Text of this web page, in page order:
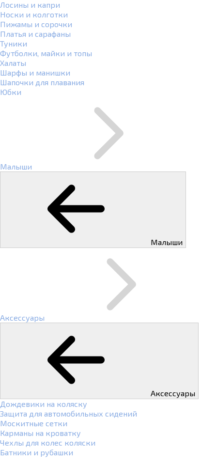
Лосины и капри
Носки и колготки
Пижамы и сорочки
Платья и сарафаны
Туники
Футболки, майки и топы
Халаты
Шарфы и манишки
Шапочки для плавания
Юбки
Малыши
Малыши
Аксессуары
Аксессуары
Дождевики на коляску
Защита для автомобильных сидений
Москитные сетки
Карманы на кроватку
Чехлы для колес коляски
Батники и рубашки